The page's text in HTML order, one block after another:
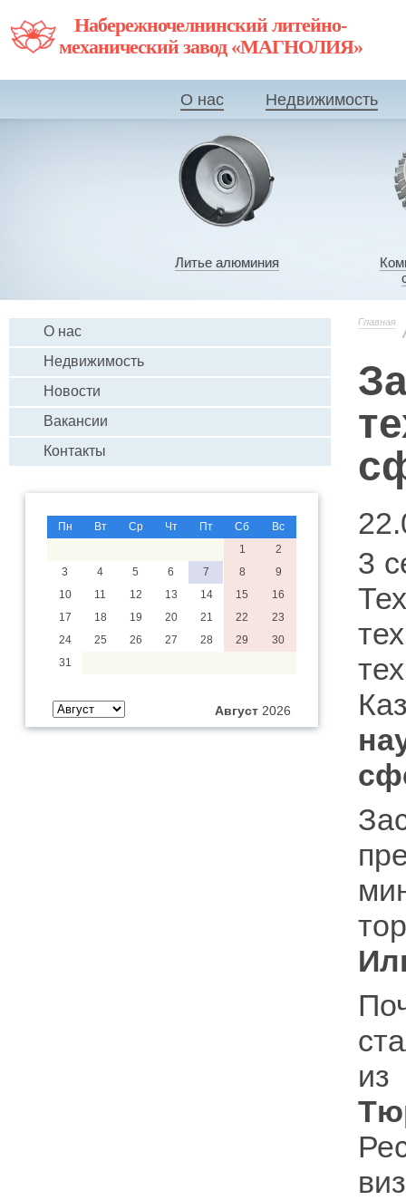
Набережночелнинский литейно-
механический завод «МАГНОЛИЯ»
О нас Недвижимость
Литье алюминия
О нас
Недвижимость
Новости
Вакансии
Контакты
Август 2026
Пн Вт Ср Чт Пт Сб
Вс
1
2
3
4 5 6 7 8
9
10
11 12 13 14 15
16
17
18 19 20 21 22
23
24
25 26 27 28 29
30
31
Главная
3